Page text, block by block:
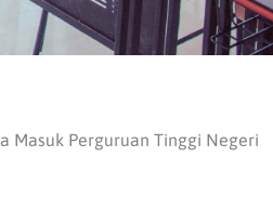
Masuk Perguruan Tinggi Negeri